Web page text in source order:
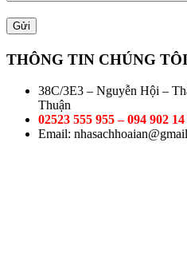
THÔNG TIN CHÚNG TÔI
38C/3E3 – Nguyễn Hội –
Thuận
02523 555 955 – 094 902 14
Email: